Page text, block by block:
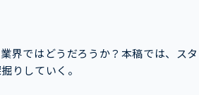
界ではどうだろうか？本稿では、スタ
りしていく。